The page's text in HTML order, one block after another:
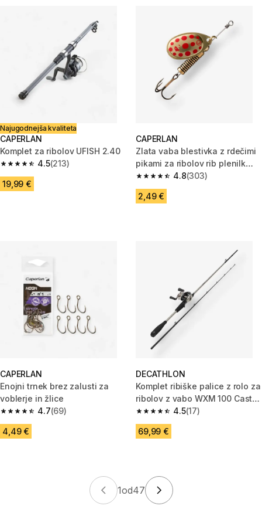
Najugodnejša kvaliteta
CAPERLAN
Komplet za ribolov UFISH 2.40
4.5
4.5 od 5 zvezdic from 213 ocene
(213)
19,99 €
CAPERLAN
Zlata vaba blestivka z rdečimi
pikami za ribolov rib plenilk
WETA
4.8
4.8 od 5 zvezdic from 303
(303)
2,49 €
CAPERLAN
Enojni trnek brez zalusti za
voblerje in žlice
4.7
4.7 od 5 zvezdic from 69 ocene
(69)
4,49 €
DECATHLON
Komplet ribiške palice z rolo za
ribolov z vabo WXM 100 Cast
2,00 m M 7-21 g
4.5
4.5 od 5 zvezdic from 17 ocene
(17)
69,99 €
1od47